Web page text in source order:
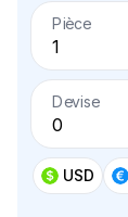
Pièce
Devise
USD